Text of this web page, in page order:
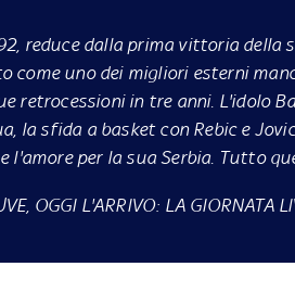
reduce dalla prima vittoria della
come uno dei migliori esterni
retrocessioni in tre anni. L'idolo
la sfida a basket con Rebic e
l'amore per la sua Serbia. Tutto
OGGI L'ARRIVO: LA GIORNATA